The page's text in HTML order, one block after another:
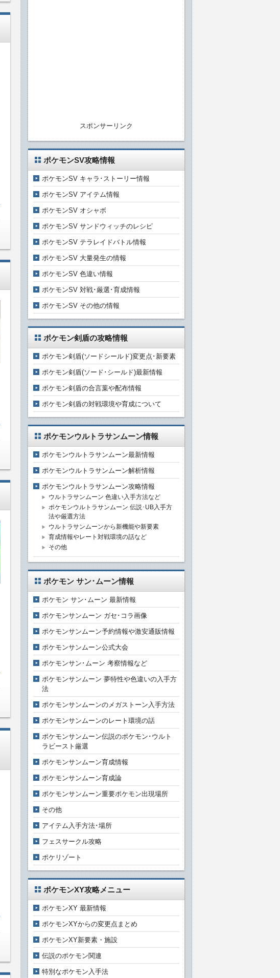
スポンサーリンク
ポケモンSV攻略情報
ポケモンSV キャラ･ストーリー情報
ポケモンSV アイテム情報
ポケモンSV オシャボ
ポケモンSV サンドウィッチのレシピ
ポケモンSV テラレイドバトル情報
ポケモンSV 大量発生の情報
ポケモンSV 色違い情報
ポケモンSV 対戦･厳選･育成情報
ポケモンSV その他の情報
ポケモン剣盾の攻略情報
ポケモン剣盾(ソードシールド)変更点･新要素
ポケモン剣盾(ソード･シールド)最新情報
ポケモン剣盾の合言葉や配布情報
ポケモン剣盾の対戦環境や育成について
ポケモンウルトラサンムーン情報
ポケモンウルトラサンムーン最新情報
ポケモンウルトラサンムーン解析情報
ポケモンウルトラサンムーン攻略情報
ウルトラサンムーン 色違い入手方法など
ポケモンウルトラサンムーン 伝説･UB入手方
法や厳選方法
ウルトラサンムーンから新機能や新要素
育成情報やレート対戦環境の話など
その他
ポケモン サン･ムーン情報
ポケモン サン･ムーン 最新情報
ポケモンサンムーン ガセ･コラ画像
ポケモンサンムーン予約情報や激安通販情報
ポケモンサンムーン公式大会
ポケモンサン･ムーン 考察情報など
ポケモンサンムーン 夢特性や色違いの入手方
法
ポケモンサンムーンのメガストーン入手方法
ポケモンサンムーンのレート環境の話
ポケモンサンムーン伝説のポケモン･ウルト
ラビースト厳選
ポケモンサンムーン育成情報
ポケモンサンムーン育成論
ポケモンサンムーン重要ポケモン出現場所
その他
アイテム入手方法･場所
フェスサークル攻略
ポケリゾート
ポケモンXY攻略メニュー
ポケモンXY 最新情報
ポケモンXYからの変更点まとめ
ポケモンXY新要素・施設
伝説のポケモン関連
特別なポケモン入手法